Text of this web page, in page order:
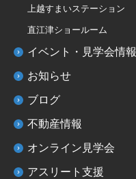
上越すまいステーション
直江津ショールーム
イベント・見学会情報
お知らせ
ブログ
不動産情報
オンライン見学会
アスリート支援